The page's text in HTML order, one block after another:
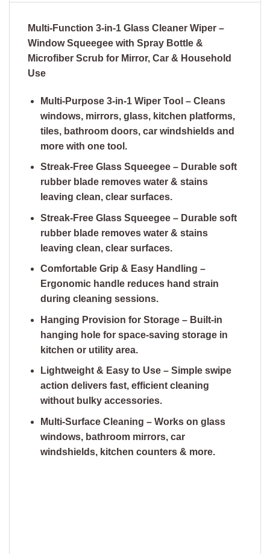
Multi-Function 3-in-1 Glass Cleaner Wiper –
Window Squeegee with Spray Bottle &
Microfiber Scrub for Mirror, Car & Household
Use
Multi-Purpose 3-in-1 Wiper Tool – Cleans
windows, mirrors, glass, kitchen platforms,
tiles, bathroom doors, car windshields and
more with one tool.
Streak-Free Glass Squeegee – Durable soft
rubber blade removes water & stains
leaving clean, clear surfaces.
Streak-Free Glass Squeegee – Durable soft
rubber blade removes water & stains
leaving clean, clear surfaces.
Comfortable Grip & Easy Handling –
Ergonomic handle reduces hand strain
during cleaning sessions.
Hanging Provision for Storage – Built-in
hanging hole for space-saving storage in
kitchen or utility area.
Lightweight & Easy to Use – Simple swipe
action delivers fast, efficient cleaning
without bulky accessories.
Multi-Surface Cleaning – Works on glass
windows, bathroom mirrors, car
windshields, kitchen counters & more.